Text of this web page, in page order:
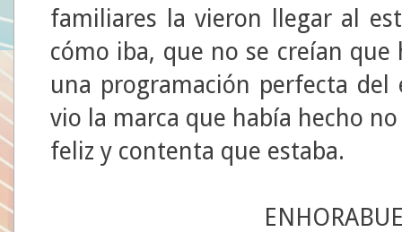
familiares la vieron llegar al
cómo iba, que no se creían
una programación perfecta
vio la marca que había hecho
feliz y contenta que estaba.